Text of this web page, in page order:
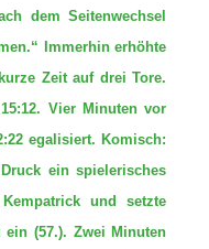
dem Seitenwechsel
Immerhin erhöhte
Zeit auf drei Tore.
Vier Minuten vor
egalisiert. Komisch:
ein spielerisches
und setzte
ein (57.). Zwei Minuten